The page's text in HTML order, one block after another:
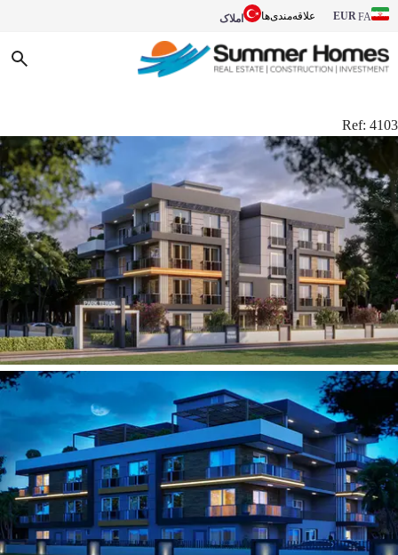
FA
EUR علاقه‌مندی‌ها املاک
Ref: 4103